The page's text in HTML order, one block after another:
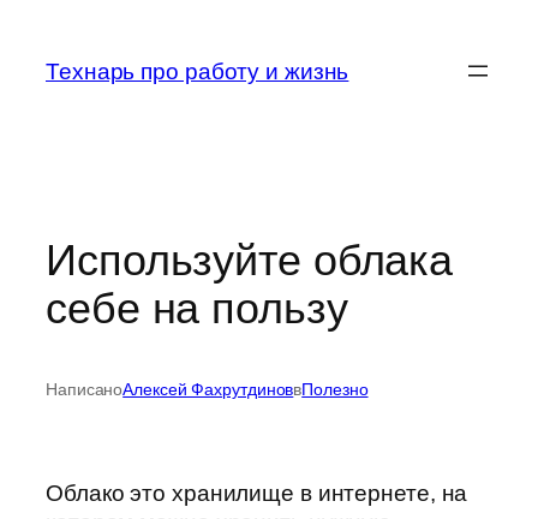
содержимому
Технарь про работу и жизнь
Используйте облака
себе на пользу
НаписаноАлексей ФахрутдиноввПолезно
Облако это хранилище в интернете, на